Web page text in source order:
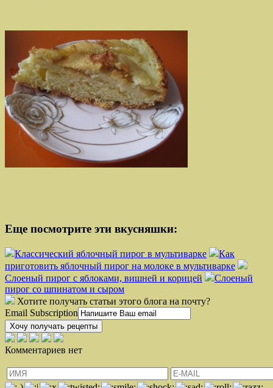
Еще посмотрите эти вкусняшки:
Классический яблочный пирог в мультиварке
Как
приготовить яблочный пирог на молоке в мультиварке
Слоеный пирог с яблоками, вишней и корицей
Cлоеный
пирог со шпинатом и сыром
Хотите получать статьи этого блога на почту?
Email Subscription
Хочу получать рецепты
Комментариев нет